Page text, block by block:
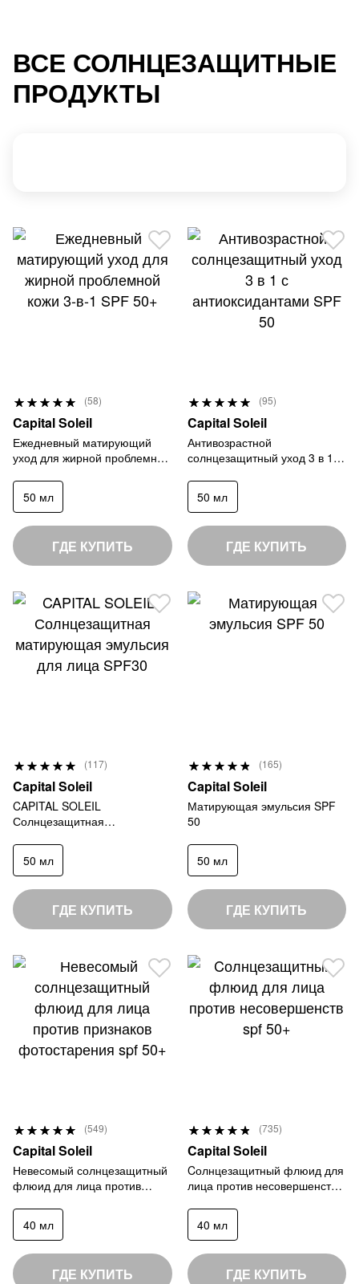
ВСЕ СОЛНЦЕЗАЩИТНЫЕ
ПРОДУКТЫ
Р
е
й
т
и
:
9
7
%
(58)
Capital Soleil
Ежедневный матирующий
уход для жирной проблемной
50 мл
ГДЕ КУПИТЬ
Р
е
й
т
и
:
9
8
%
(95)
Capital Soleil
Антивозрастной
солнцезащитный уход 3 в 1 с
50 мл
ГДЕ КУПИТЬ
Р
е
й
т
и
:
9
8
%
(117)
Capital Soleil
CAPITAL SOLEIL
Солнцезащитная
лица SPF30
50 мл
ГДЕ КУПИТЬ
Р
е
й
т
и
:
9
7
%
(165)
Capital Soleil
Матирующая эмульсия SPF
50
50 мл
ГДЕ КУПИТЬ
Р
е
й
т
и
:
9
9
%
(549)
Capital Soleil
Невесомый солнцезащитный
флюид для лица против
50+
40 мл
ГДЕ КУПИТЬ
Р
е
й
т
и
:
9
7
%
(735)
Capital Soleil
Cолнцезащитный флюид для
лица против несовершенств
40 мл
ГДЕ КУПИТЬ